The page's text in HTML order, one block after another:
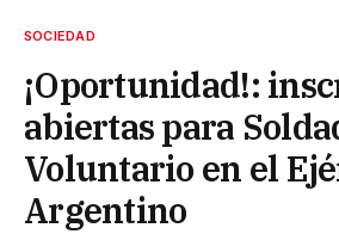
SOCIEDAD
¡Oportunidad!:
abiertas para
Voluntario en el
Argentino